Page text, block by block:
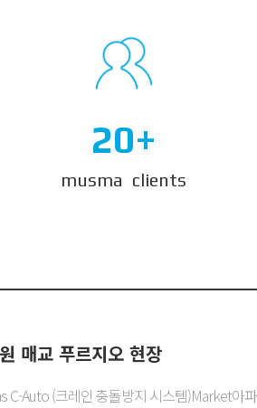
20+
musma clients
매교 푸르지오 현장
Auto (크레인 충돌방지 시스템)Market아